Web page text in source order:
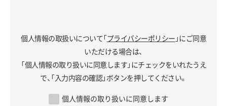
個人情報の取扱いについて「プライバシーポリシー 」にご同意
いただける場合は、
「個人情報の取り扱いに同意します」にチェックをいれたうえ
で、「入力内容の確認」ボタンを押してください。
個人情報の取り扱いに同意します